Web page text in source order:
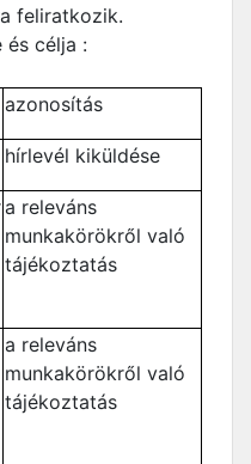
feliratkozik.
célja :
azonosítás
hírlevél kiküldése
a releváns
munkakörökről való
tájékoztatás
a releváns
munkakörökről való
tájékoztatás